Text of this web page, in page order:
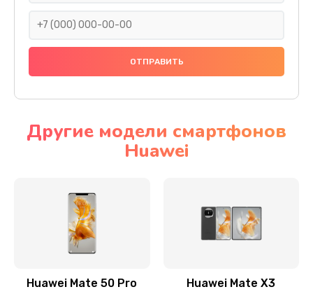
290 руб.
Заказать
Заказать
Замена микрофона
Другие модели смартфонов
Huawei
Huawei Mate 50 Pro Huawei Mate X3